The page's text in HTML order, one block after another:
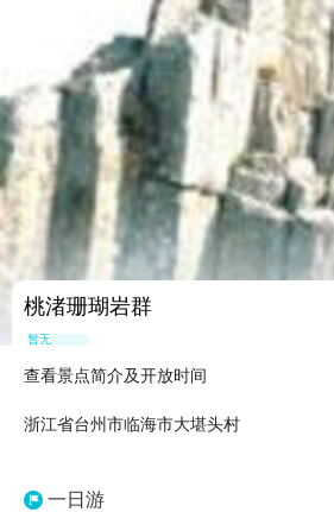
桃渚珊瑚岩群
暂无点评
查看景点简介及开放时间
浙江省台州市临海市大堪头村
一日游